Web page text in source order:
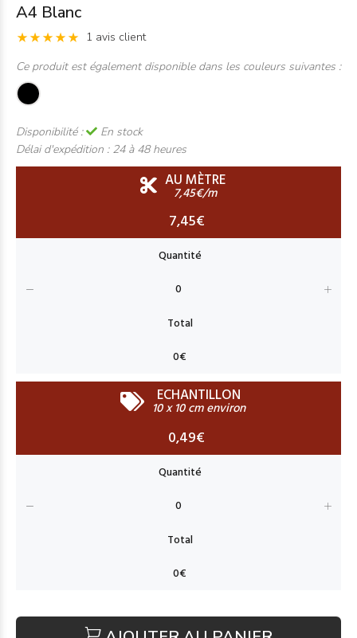
A4 Blanc
1 avis client
Ce produit est également disponible dans les couleurs suivantes :
Disponibilité :
En stock
Délai d'expédition : 24 à 48 heures
AU MÈTRE
7,45€/m
7,45€
ECHANTILLON
10 x 10 cm environ
0,49€